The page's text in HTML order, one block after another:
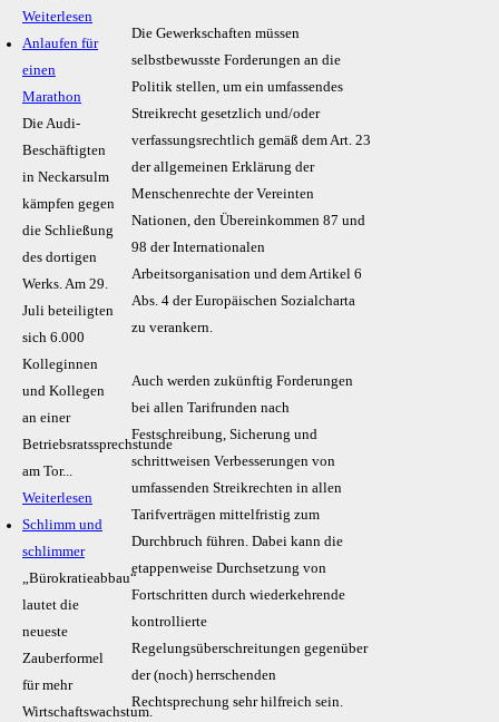
Weiterlesen
Anlaufen für
einen
Marathon
Die Audi-
Beschäftigten
in Neckarsulm
kämpfen gegen
die Schließung
des dortigen
Werks. Am 29.
Juli beteiligten
sich 6.000
Kolleginnen
und Kollegen
an einer
Betriebsratssprechstunde
am Tor...
Weiterlesen
Schlimm und
schlimmer
„Bürokratieabbau“
lautet die
neueste
Zauberformel
für mehr
Wirtschaftswachstum.
Die Gewerkschaften müssen
selbstbewusste Forderungen an die
Politik stellen, um ein umfassendes
Streikrecht gesetzlich und/oder
verfassungsrechtlich gemäß dem Art. 23
der allgemeinen Erklärung der
Menschenrechte der Vereinten
Nationen, den Übereinkommen 87 und
98 der Internationalen
Arbeitsorganisation und dem Artikel 6
Abs. 4 der Europäischen Sozialcharta
zu verankern.
Auch werden zukünftig Forderungen
bei allen Tarifrunden nach
Festschreibung, Sicherung und
schrittweisen Verbesserungen von
umfassenden Streikrechten in allen
Tarifverträgen mittelfristig zum
Durchbruch führen. Dabei kann die
etappenweise Durchsetzung von
Fortschritten durch wiederkehrende
kontrollierte
Regelungsüberschreitungen gegenüber
der (noch) herrschenden
Rechtsprechung sehr hilfreich sein.